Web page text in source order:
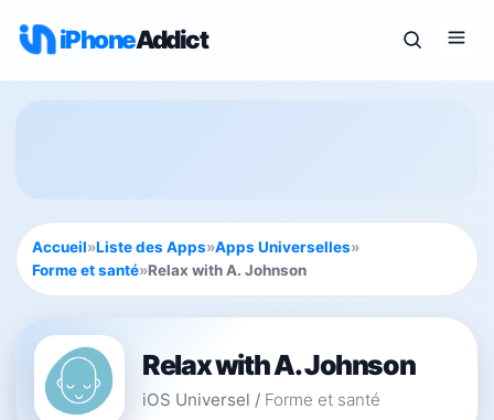
iPhoneAddict
Accueil»Liste des Apps»Apps Universelles»
Forme et santé»Relax with A. Johnson
Relax with A. Johnson
iOS Universel / Forme et santé